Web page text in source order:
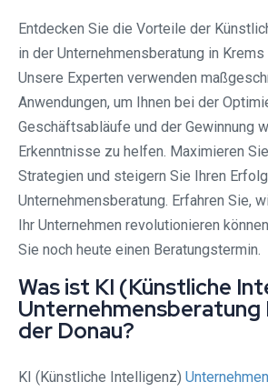
Entdecken Sie die Vorteile der
in der Unternehmensberatung in Krems
Unsere Experten verwenden
Anwendungen, um Ihnen bei der
Geschäftsabläufe und der Gewinnung
Erkenntnisse zu helfen. Maximieren
Strategien und steigern Sie Ihren
Unternehmensberatung. Erfahren Sie,
Ihr Unternehmen revolutionieren
Sie noch heute einen Beratungstermin.
Was ist KI (Künstliche
Unternehmensberatung
der Donau?
KI (Künstliche Intelligenz)